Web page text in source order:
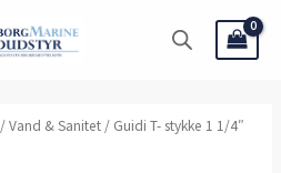
/Vand & Sanitet / Guidi T- stykke 1 1/4″